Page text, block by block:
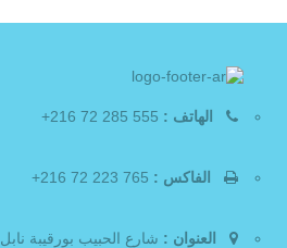
الهاتف :
الفاكس :
العنوان : شارع الحبيب بورقيبة نابل 8000